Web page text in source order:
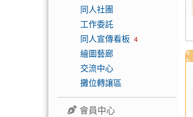
同人社團
工作委託
同人宣傳看板 4
繪圖藝廊
交流中心
攤位轉讓區
會員中心